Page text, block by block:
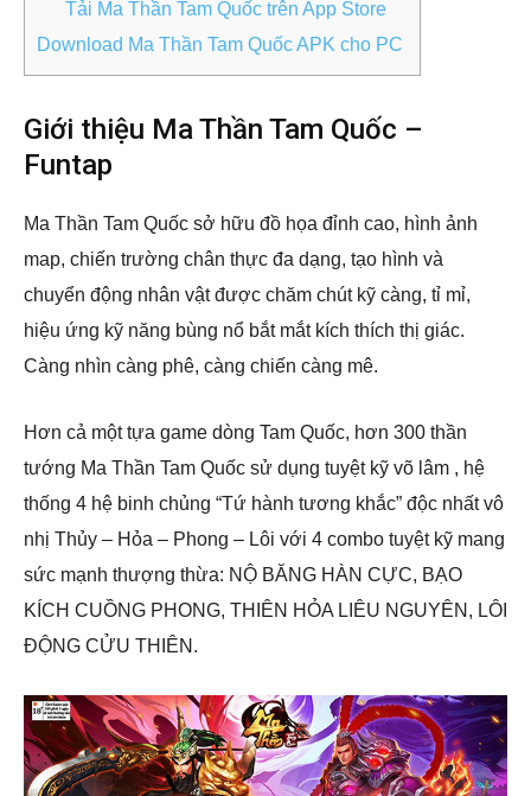
Tải Ma Thần Tam Quốc trên App Store
Download Ma Thần Tam Quốc APK cho PC
Giới thiệu Ma Thần Tam Quốc –
Funtap
Ma Thần Tam Quốc sở hữu đồ họa đỉnh cao, hình ảnh
map, chiến trường chân thực đa dạng, tạo hình và
chuyển động nhân vật được chăm chút kỹ càng, tỉ mỉ,
hiệu ứng kỹ năng bùng nổ bắt mắt kích thích thị giác.
Càng nhìn càng phê, càng chiến càng mê.
Hơn cả một tựa game dòng Tam Quốc, hơn 300 thần
tướng Ma Thần Tam Quốc sử dụng tuyệt kỹ võ lâm , hệ
thống 4 hệ binh chủng “Tứ hành tương khắc” độc nhất vô
nhị Thủy – Hỏa – Phong – Lôi với 4 combo tuyệt kỹ mang
sức mạnh thượng thừa: NỘ BĂNG HÀN CỰC, BẠO
KÍCH CUỒNG PHONG, THIÊN HỎA LIÊU NGUYÊN, LÔI
ĐỘNG CỬU THIÊN.